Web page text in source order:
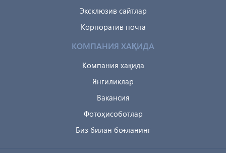
Эксклюзив сайтлар
Корпоратив почта
КОМПАНИЯ ХАҚИДА
Компания хақида
Янгиликлар
Вакансия
Фотоҳисоботлар
Биз билан боғланинг